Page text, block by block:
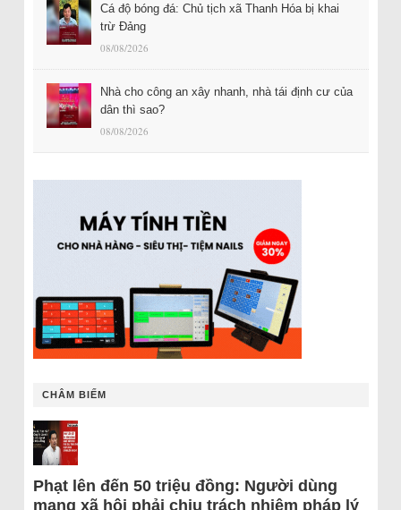
Cá độ bóng đá: Chủ tịch xã Thanh Hóa bị khai
trừ Đảng
08/08/2026
Nhà cho công an xây nhanh, nhà tái định cư của
dân thì sao?
08/08/2026
CHÂM BIẾM
Phạt lên đến 50 triệu đồng: Người dùng
mạng xã hội phải chịu trách nhiệm pháp lý